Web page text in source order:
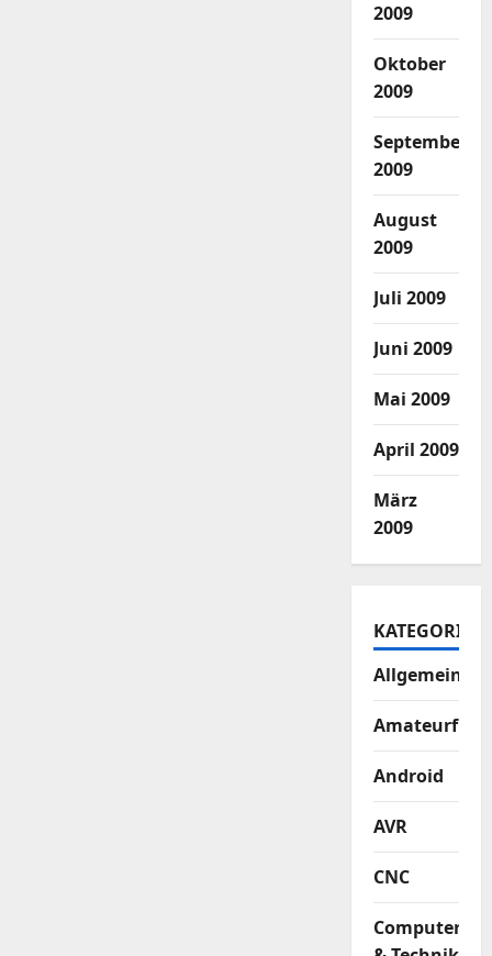
2009
Oktober
2009
September
2009
August
2009
Juli 2009
Juni 2009
Mai 2009
April 2009
März
2009
KATEGORIEN
Allgemein
Amateurfunk
Android
AVR
CNC
Computer